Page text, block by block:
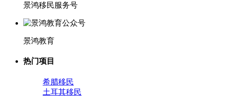
景鸿移民服务号
景鸿教育
热门项目
希腊移民
土耳其移民